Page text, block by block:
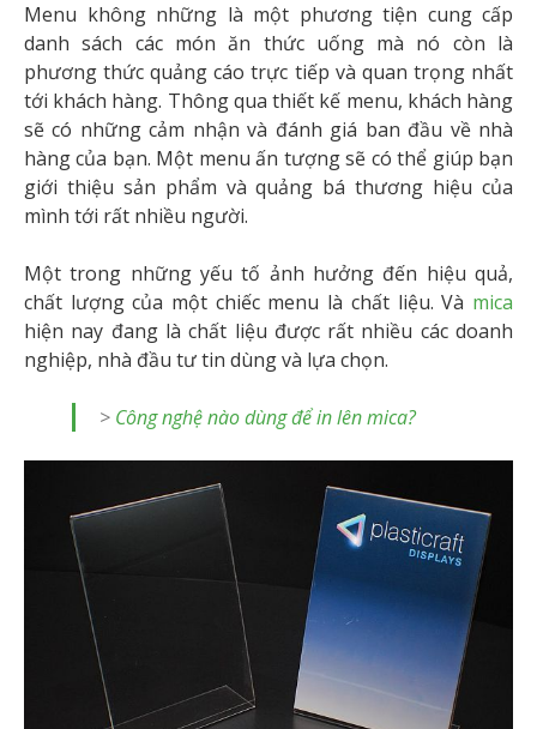
Menu không những là một phương tiện cung cấp
danh sách các món ăn thức uống mà nó còn là
phương thức quảng cáo trực tiếp và quan trọng nhất
tới khách hàng. Thông qua thiết kế menu, khách hàng
sẽ có những cảm nhận và đánh giá ban đầu về nhà
hàng của bạn. Một menu ấn tượng sẽ có thể giúp bạn
giới thiệu sản phẩm và quảng bá thương hiệu của
mình tới rất nhiều người.
Một trong những yếu tố ảnh hưởng đến hiệu quả,
chất lượng của một chiếc menu là chất liệu. Và mica
hiện nay đang là chất liệu được rất nhiều các doanh
nghiệp, nhà đầu tư tin dùng và lựa chọn.
> Công nghệ nào dùng để in lên mica?